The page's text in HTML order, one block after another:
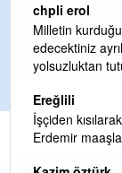
Ereğlili
Ereğli Futbol
ve sahip
olurdu ve para
Ereğlili
Tebrikler